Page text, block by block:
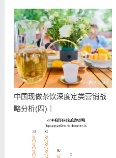
中国现做茶饮深度定类营销战
略分析(四)｜